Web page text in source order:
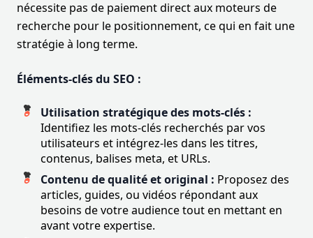
nécessite pas de paiement direct aux moteurs de
recherche pour le positionnement, ce qui en fait une
stratégie à long terme.
Éléments-clés du SEO :
Utilisation stratégique des mots-clés :
Identifiez les mots-clés recherchés par vos
utilisateurs et intégrez-les dans les titres,
contenus, balises meta, et URLs.
Contenu de qualité et original : Proposez des
articles, guides, ou vidéos répondant aux
besoins de votre audience tout en mettant en
avant votre expertise.